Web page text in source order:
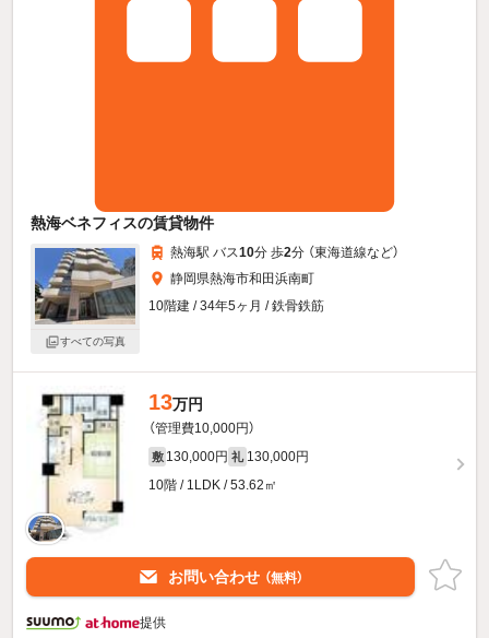
熱海ベネフィスの賃貸物件
すべての写真
熱海駅 バス10分 歩2分 （東海道線など）
静岡県熱海市和田浜南町
10階建 / 34年5ヶ月 / 鉄骨鉄筋
13万円
（管理費10,000円）
敷 130,000円 礼 130,000円
10階 / 1LDK / 53.62㎡
お問い合わせ （無料）
提供